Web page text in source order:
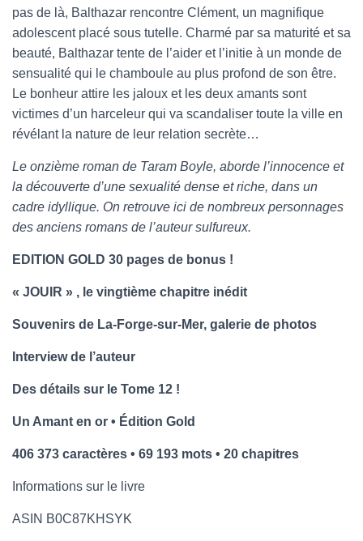
pas de là, Balthazar rencontre Clément, un magnifique
adolescent placé sous tutelle. Charmé par sa maturité et sa
beauté, Balthazar tente de l’aider et l’initie à un monde de
sensualité qui le chamboule au plus profond de son être.
Le bonheur attire les jaloux et les deux amants sont
victimes d’un harceleur qui va scandaliser toute la ville en
révélant la nature de leur relation secrète…
Le onzième roman de Taram Boyle, aborde l’innocence et
la découverte d’une sexualité dense et riche, dans un
cadre idyllique. On retrouve ici de nombreux personnages
des anciens romans de l’auteur sulfureux.
EDITION GOLD 30 pages de bonus !
« JOUIR » , le vingtième chapitre inédit
Souvenirs de La-Forge-sur-Mer, galerie de photos
Interview de l’auteur
Des détails sur le Tome 12 !
Un Amant en or • Édition Gold
406 373 caractères • 69 193 mots • 20 chapitres
Informations sur le livre
ASIN ‎B0C87KHSYK